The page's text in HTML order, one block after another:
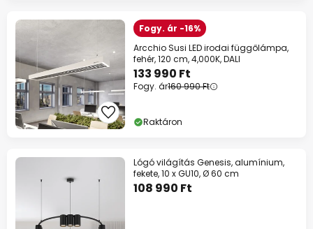
Fogy. ár -16%
Arcchio Susi LED irodai függőlámpa,
fehér, 120 cm, 4,000K, DALI
133 990 Ft
Fogy. ár160 990 Ft
Raktáron
Lógó világítás Genesis, alumínium,
fekete, 10 x GU10, Ø 60 cm
108 990 Ft